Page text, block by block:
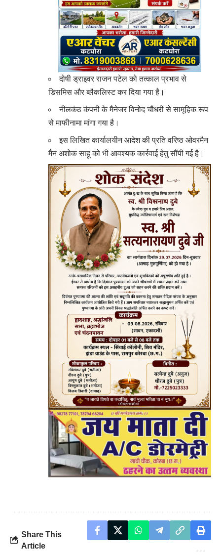
दोषी ड्राइवर राजन पटेल को तत्काल प्रभाव से
डिसमिस और ब्लैकलिस्ट कर दिया गया है।
नीलकंठ कंपनी के मैनेजर विनोद चौधरी से सामूहिक रूप
से माफीनामा मांगा गया है।
इस लिखित कार्यालयीन आदेश की प्रति वरिष्ठ ओवरमैन
मैन अशोक साहू को भी आवश्यक कार्रवाई हेतु सौंपी गई है।
Share This
Article